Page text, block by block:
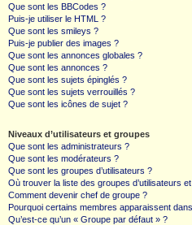
Que sont les BBCodes ?
Puis-je utiliser le HTML ?
Que sont les smileys ?
Puis-je publier des images ?
Que sont les annonces globales ?
Que sont les annonces ?
Que sont les sujets épinglés ?
Que sont les sujets verrouillés ?
Que sont les icônes de sujet ?
Niveaux d’utilisateurs et groupes
Que sont les administrateurs ?
Que sont les modérateurs ?
Que sont les groupes d’utilisateurs ?
Où trouver la liste des groupes d’utilisateurs
Comment devenir chef de groupe ?
Pourquoi certains membres apparaissent
Qu’est-ce qu’un « Groupe par défaut » ?